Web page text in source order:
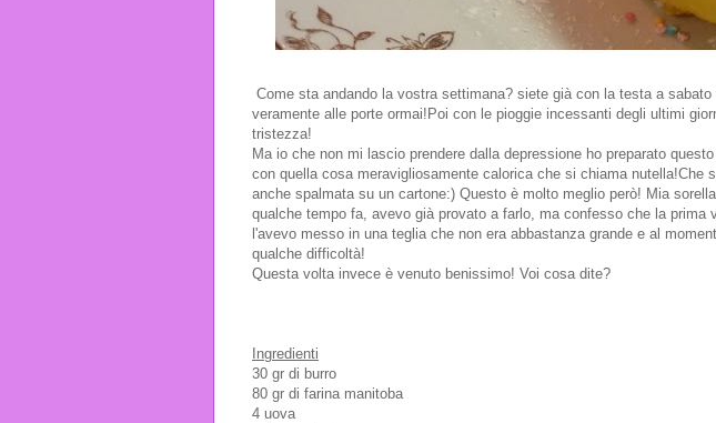
Come sta andando la vostra settimana? siete già con la testa a sabato
veramente alle porte ormai!Poi con le pioggie incessanti degli ultimi
tristezza!
Ma io che non mi lascio prendere dalla depressione ho preparato
con quella cosa meravigliosamente calorica che si chiama nutella!Che
anche spalmata su un cartone:) Questo è molto meglio però! Mia
qualche tempo fa, avevo già provato a farlo, ma confesso che la prima
l'avevo messo in una teglia che non era abbastanza grande e al
qualche difficoltà!
Questa volta invece è venuto benissimo! Voi cosa dite?
Ingredienti
30 gr di burro
80 gr di farina manitoba
4 uova